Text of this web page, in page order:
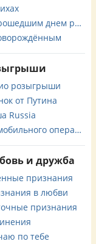
С прошедшим днем рождения
розыгрыши
от Путина
Russia
От мобильного оператора
и дружба
признания
в любви
признания
по тебе